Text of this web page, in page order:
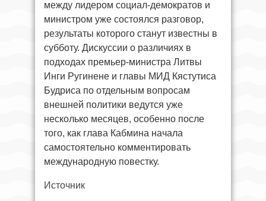
между лидером социал-демократов и
министром уже состоялся разговор,
результаты которого станут известны в
субботу. Дискуссии о различиях в
подходах премьер-министра Литвы
Инги Ругинене и главы МИД Кястутиса
Будриса по отдельным вопросам
внешней политики ведутся уже
несколько месяцев, особенно после
того, как глава Кабмина начала
самостоятельно комментировать
международную повестку.
Источник